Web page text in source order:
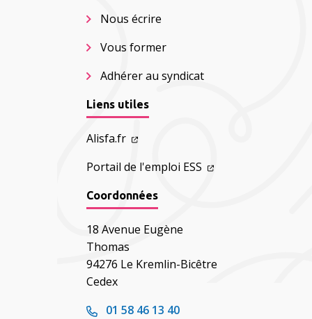
Nous écrire
Vous former
Adhérer au syndicat
Liens utiles
Alisfa.fr
Portail de l'emploi ESS
Coordonnées
18 Avenue Eugène
Thomas
94276 Le Kremlin-Bicêtre
Cedex
01 58 46 13 40